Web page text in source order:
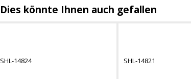
Dies könnte Ihnen auch gefallen
SHL-14824 SHL-14821